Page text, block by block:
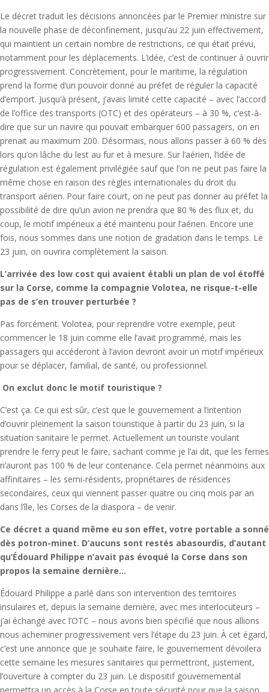
Le décret traduit les décisions annoncées par le Premier ministre sur
la nouvelle phase de déconfinement, jusqu’au 22 juin effectivement,
qui maintient un certain nombre de restrictions, ce qui était prévu,
notamment pour les déplacements. L’idée, c’est de continuer à ouvrir
progressivement. Concrètement, pour le maritime, la régulation
prend la forme d’un pouvoir donné au préfet de réguler la capacité
d’emport. Jusqu’à présent, j’avais limité cette capacité – avec l’accord
de l’office des transports (OTC) et des opérateurs – à 30 %, c’est-à-
dire que sur un navire qui pouvait embarquer 600 passagers, on en
prenait au maximum 200. Désormais, nous allons passer à 60 % dès
lors qu’on lâche du lest au fur et à mesure. Sur l’aérien, l’idée de
régulation est également privilégiée sauf que l’on ne peut pas faire la
même chose en raison des règles internationales du droit du
transport aérien. Pour faire court, on ne peut pas donner au préfet la
possibilité de dire qu’un avion ne prendra que 80 % des flux et, du
coup, le motif impérieux a été maintenu pour l’aérien. Encore une
fois, nous sommes dans une notion de gradation dans le temps. Le
23 juin, on ouvrira complètement la saison.
L’arrivée des low cost qui avaient établi un plan de vol étoffé
sur la Corse, comme la compagnie Volotea, ne risque-t-elle
pas de s’en trouver perturbée ?
Pas forcément. Volotea, pour reprendre votre exemple, peut
commencer le 18 juin comme elle l’avait programmé, mais les
passagers qui accéderont à l’avion devront avoir un motif impérieux
pour se déplacer, familial, de santé, ou professionnel.
On exclut donc le motif touristique ?
C’est ça. Ce qui est sûr, c’est que le gouvernement a l’intention
d’ouvrir pleinement la saison touristique à partir du 23 juin, si la
situation sanitaire le permet. Actuellement un touriste voulant
prendre le ferry peut le faire, sachant comme je l’ai dit, que les ferries
n’auront pas 100 % de leur contenance. Cela permet néanmoins aux
affinitaires – les semi-résidents, propriétaires de résidences
secondaires, ceux qui viennent passer quatre ou cinq mois par an
dans l’île, les Corses de la diaspora – de venir.
Ce décret a quand même eu son effet, votre portable a sonné
dès potron-minet. D’aucuns sont restés abasourdis, d’autant
qu’Édouard Philippe n’avait pas évoqué la Corse dans son
propos la semaine dernière…
Édouard Philippe a parlé dans son intervention des territoires
insulaires et, depuis la semaine dernière, avec mes interlocuteurs –
j’ai échangé avec l’OTC – nous avons bien spécifié que nous allions
nous acheminer progressivement vers l’étape du 23 juin. À cet égard,
c’est une annonce que je souhaite faire, le gouvernement dévoilera
cette semaine les mesures sanitaires qui permettront, justement,
l’ouverture à compter du 23 juin. Le dispositif gouvernemental
permettra un accès à la Corse en toute sécurité pour que la saison